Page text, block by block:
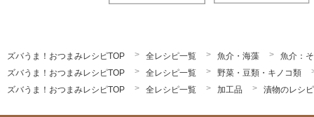
ズバうま！おつまみレシピTOP 全レシピ一覧 魚介・海藻
魚介：
ズバうま！おつまみレシピTOP
全レシピ一覧
野菜・豆類・キノコ類
ズバうま！おつまみレシピTOP
全レシピ一覧 加工品 漬物のレシ